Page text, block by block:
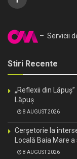
– Servicii
Stiri Recente
„Reflexii din
Lăpuș
8 AUGUST 2026
Cerșetorie la
Locală Baia Mare
8 AUGUST 2026